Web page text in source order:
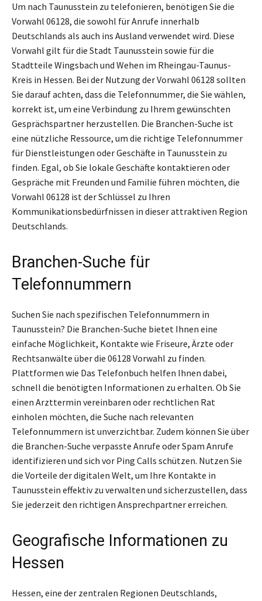
Um nach Taunusstein zu telefonieren, benötigen Sie die
Vorwahl 06128, die sowohl für Anrufe innerhalb
Deutschlands als auch ins Ausland verwendet wird. Diese
Vorwahl gilt für die Stadt Taunusstein sowie für die
Stadtteile Wingsbach und Wehen im Rheingau-Taunus-
Kreis in Hessen. Bei der Nutzung der Vorwahl 06128 sollten
Sie darauf achten, dass die Telefonnummer, die Sie wählen,
korrekt ist, um eine Verbindung zu Ihrem gewünschten
Gesprächspartner herzustellen. Die Branchen-Suche ist
eine nützliche Ressource, um die richtige Telefonnummer
für Dienstleistungen oder Geschäfte in Taunusstein zu
finden. Egal, ob Sie lokale Geschäfte kontaktieren oder
Gespräche mit Freunden und Familie führen möchten, die
Vorwahl 06128 ist der Schlüssel zu Ihren
Kommunikationsbedürfnissen in dieser attraktiven Region
Deutschlands.
Branchen-Suche für
Telefonnummern
Suchen Sie nach spezifischen Telefonnummern in
Taunusstein? Die Branchen-Suche bietet Ihnen eine
einfache Möglichkeit, Kontakte wie Friseure, Ärzte oder
Rechtsanwälte über die 06128 Vorwahl zu finden.
Plattformen wie Das Telefonbuch helfen Ihnen dabei,
schnell die benötigten Informationen zu erhalten. Ob Sie
einen Arzttermin vereinbaren oder rechtlichen Rat
einholen möchten, die Suche nach relevanten
Telefonnummern ist unverzichtbar. Zudem können Sie über
die Branchen-Suche verpasste Anrufe oder Spam Anrufe
identifizieren und sich vor Ping Calls schützen. Nutzen Sie
die Vorteile der digitalen Welt, um Ihre Kontakte in
Taunusstein effektiv zu verwalten und sicherzustellen, dass
Sie jederzeit den richtigen Ansprechpartner erreichen.
Geografische Informationen zu
Hessen
Hessen, eine der zentralen Regionen Deutschlands,